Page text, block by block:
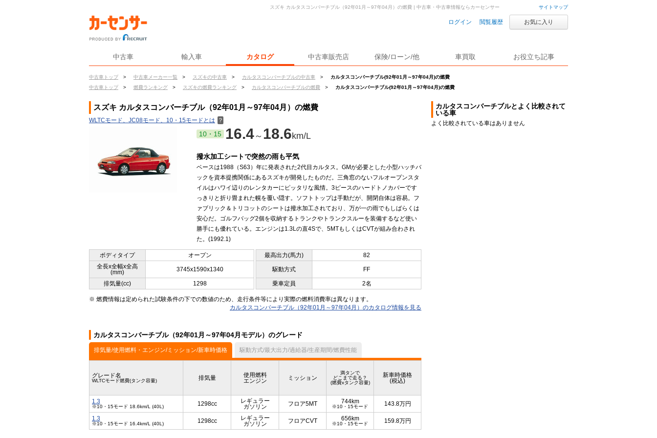
サイトマップ
ログイン 閲覧履歴 お気に入り
中古車 輸入車 カタログ 中古車販売店 保険/ローン/他 車買取 お役立ち記事
中古車トップ > 中古車メーカー一覧 > スズキの中古車 > カルタスコンバーチブルの中古車 >
カルタスコンバーチブル(92年01月～97年04月)の燃費
中古車トップ
> 燃費ランキング > スズキの燃費ランキング > カルタスコンバーチブルの燃費 > カルタスコンバーチブル(92年01月～97年04月)の燃費
スズキ カルタスコンバーチブル（92年01月～97年04月）の燃費 | 中古車・中古車情報ならカーセンサー
スズキ カルタスコンバーチブル（92年01月～97年04月）の燃費
WLTCモード、JC08モード、10・15モードとは ？
10・15 16.4～ 18.6km/L
撥水加工シートで突然の雨も平気
ベースは1988（S63）年に発表された2代目カルタス。GMが必要とした小型ハッチバ
ックを資本提携関係にあるスズキが開発したものだ。三角窓のないフルオープンスタ
イルはハワイ辺りのレンタカーにピッタリな風情。3ピースのハードトノカバーです
っきりと折り畳まれた幌を覆い隠す。ソフトトップは手動だが、開閉自体は容易。フ
ァブリック＆トリコットのシートは撥水加工されており、万が一の雨でもしばらくは
安心だ。ゴルフバッグ2個を収納するトランクやトランクスルーを装備するなど使い
勝手にも優れている。エンジンは1.3Lの直4Sで、5MTもしくはCVTが組み合わされ
た。(1992.1)
ボディタイプ オープン 最高出力(馬力)
82
全長x全幅x全高
(mm)
3745x1590x1340 駆動方式 FF
排気量(cc) 1298 乗車定員 2名
※ 燃費情報は定められた試験条件の下での数値のため、走行条件等により実際の燃料消費率は異なります。
カルタスコンバーチブル（92年01月～97年04月）のカタログ情報を見る
カルタスコンバーチブル（92年01月～97年04月モデル）のグレード
排気量/使用燃料・エンジン/ミッション/新車時価格 駆動方式/最大出力/過給器/生産期間/燃費性能
グレード名
WLTCモード燃費(タンク容量) 排気量
使用燃料
エンジン
ミッション
満タンで
どこまで走る？
(燃費xタンク容量)
新車時価格
(税込)
1.3
※10・15モード 18.6km/L (40L) 1298cc
レギュラー
ガソリン
フロア5MT 744km
※10・15モード 143.8万円
1.3
※10・15モード 16.4km/L (40L) 1298cc
レギュラー
ガソリン
フロアCVT 656km
※10・15モード 159.8万円
カルタスコンバーチブルとよく比較されて
いる車
よく比較されている車はありません